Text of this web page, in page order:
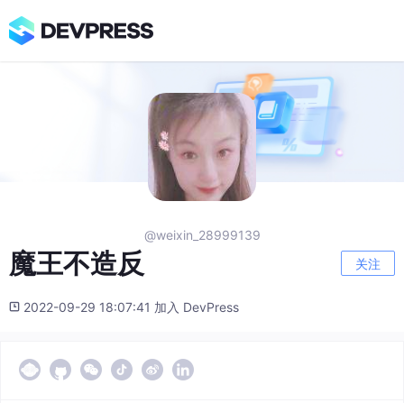
@weixin_28999139
魔王不造反 关注
2022-09-29 18:07:41 加入 DevPress